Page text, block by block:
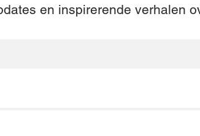
en inspirerende verhalen